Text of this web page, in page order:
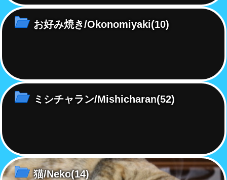
お好み焼き/Okonomiyaki(10)
ミシチャラン/Mishicharan(52)
猫/Neko(14)